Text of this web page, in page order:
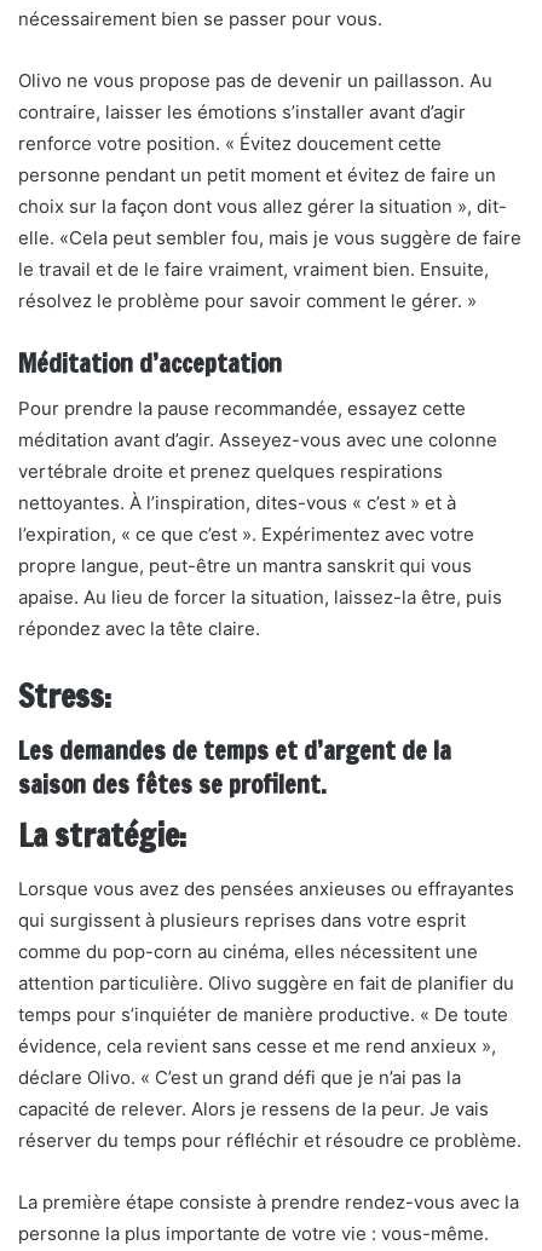
nécessairement bien se passer pour vous.
Olivo ne vous propose pas de devenir un paillasson. Au
contraire, laisser les émotions s’installer avant d’agir
renforce votre position. « Évitez doucement cette
personne pendant un petit moment et évitez de faire un
choix sur la façon dont vous allez gérer la situation », dit-
elle. «Cela peut sembler fou, mais je vous suggère de faire
le travail et de le faire vraiment, vraiment bien. Ensuite,
résolvez le problème pour savoir comment le gérer. »
Méditation d’acceptation
Pour prendre la pause recommandée, essayez cette
méditation avant d’agir. Asseyez-vous avec une colonne
vertébrale droite et prenez quelques respirations
nettoyantes. À l’inspiration, dites-vous « c’est » et à
l’expiration, « ce que c’est ». Expérimentez avec votre
propre langue, peut-être un mantra sanskrit qui vous
apaise. Au lieu de forcer la situation, laissez-la être, puis
répondez avec la tête claire.
Stress:
Les demandes de temps et d’argent de la
saison des fêtes se profilent.
La stratégie:
Lorsque vous avez des pensées anxieuses ou effrayantes
qui surgissent à plusieurs reprises dans votre esprit
comme du pop-corn au cinéma, elles nécessitent une
attention particulière. Olivo suggère en fait de planifier du
temps pour s’inquiéter de manière productive. « De toute
évidence, cela revient sans cesse et me rend anxieux »,
déclare Olivo. « C’est un grand défi que je n’ai pas la
capacité de relever. Alors je ressens de la peur. Je vais
réserver du temps pour réfléchir et résoudre ce problème.
La première étape consiste à prendre rendez-vous avec la
personne la plus importante de votre vie : vous-même.